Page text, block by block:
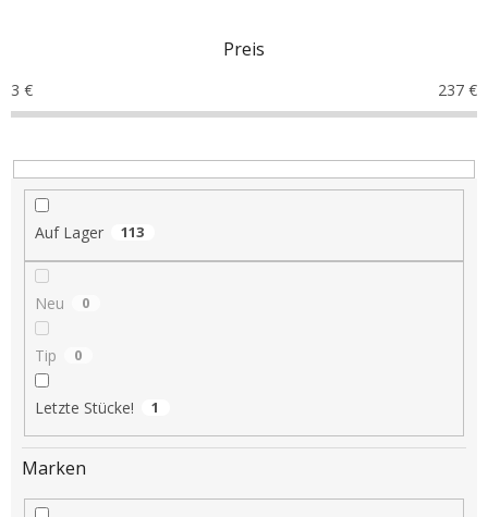
t
s
o
t
Preis
3 € 237 €
Auf Lager 113
Neu 0
Tip 0
Letzte Stücke! 1
Marken